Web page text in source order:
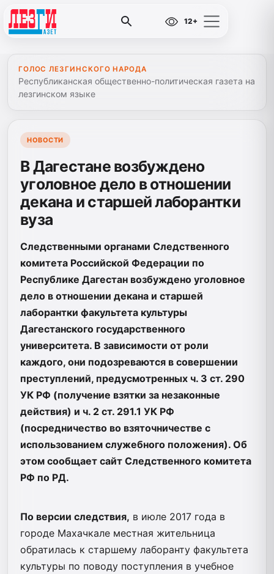
12+
ГОЛОС ЛЕЗГИНСКОГО НАРОДА
Республиканская общественно-политическая газета на
лезгинском языке
НОВОСТИ
В Дагестане возбуждено
уголовное дело в отношении
декана и старшей лаборантки
вуза
Следственными органами Следственного
комитета Российской Федерации по
Республике Дагестан возбуждено уголовное
дело в отношении декана и старшей
лаборантки факультета культуры
Дагестанского государственного
университета. В зависимости от роли
каждого, они подозреваются в совершении
преступлений, предусмотренных ч. 3 ст. 290
УК РФ (получение взятки за незаконные
действия) и ч. 2 ст. 291.1 УК РФ
(посредничество во взяточничестве с
использованием служебного положения). Об
этом сообщает сайт Следственного комитета
РФ по РД.
По версии следствия, в июле 2017 года в
городе Махачкале местная жительница
обратилась к старшему лаборанту факультета
культуры по поводу поступления в учебное